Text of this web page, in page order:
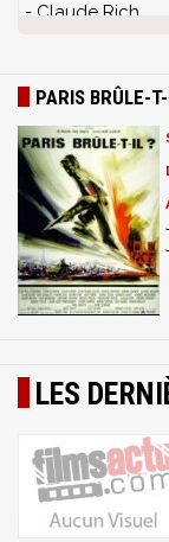
- Claude Rich
Le Contexte
- Dominique
- Vladimir
de la Libération
Le film dans
PARIS BRÛLE-
LES